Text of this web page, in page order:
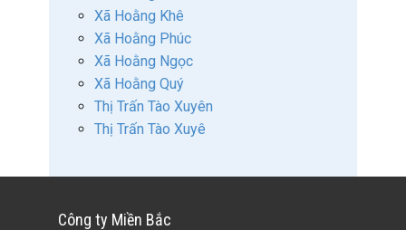
Xã Hoằng Khê
Xã Hoằng Phúc
Xã Hoằng Ngọc
Xã Hoằng Quý
Thị Trấn Tào Xuyên
Thị Trấn Tào Xuyê
Công ty Miền Bắc